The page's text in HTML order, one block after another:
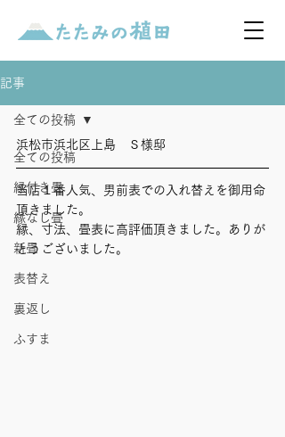
記事
全ての投稿
縁付き畳
縁なし畳
新畳
表替え
裏返し
ふすま
全ての投稿
浜松市浜北区上島　Ｓ様邸
当店１番人気、男前表での入れ替えを御用命
頂きました。
縁、寸法、畳表に高評価頂きました。ありが
とうございました。